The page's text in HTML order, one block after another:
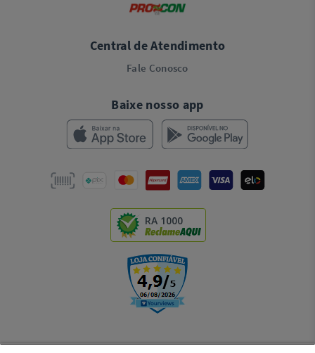
Central de Atendimento
Fale Conosco
Baixe nosso app
RA 1000